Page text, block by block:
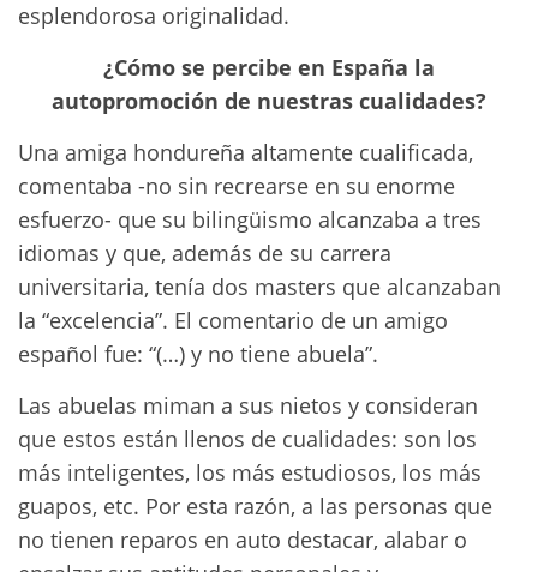
esplendorosa originalidad.
¿Cómo se percibe en España la
autopromoción de nuestras cualidades?
Una amiga hondureña altamente cualificada,
comentaba -no sin recrearse en su enorme
esfuerzo- que su bilingüismo alcanzaba a tres
idiomas y que, además de su carrera
universitaria, tenía dos masters que alcanzaban
la “excelencia”. El comentario de un amigo
español fue: “(…) y no tiene abuela”.
Las abuelas miman a sus nietos y consideran
que estos están llenos de cualidades: son los
más inteligentes, los más estudiosos, los más
guapos, etc. Por esta razón, a las personas que
no tienen reparos en auto destacar, alabar o